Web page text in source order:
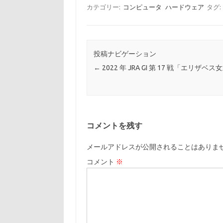
カテゴリー: コンピュータ ハードウェア タグ:
投稿ナビゲーション
← 2022 年 JRA GI 第 17 戦「エリザベス
コメントを残す
メールアドレスが公開されることはありま
コメント ※